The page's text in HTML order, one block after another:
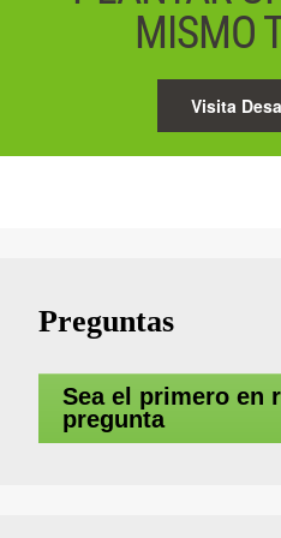
MISMO
Visita
Preguntas
Sea el primero en
pregunta